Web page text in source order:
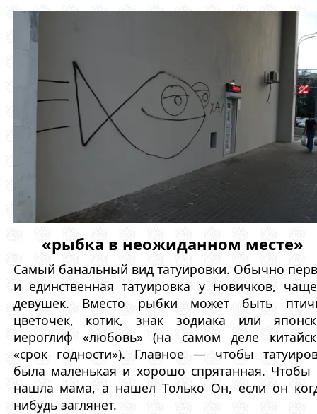
«рыбка в неожиданном месте»
Самый банальный вид татуировки. Обычно
и единственная татуировка у новичков,
девушек. Вместо рыбки может быть
цветочек, котик, знак зодиака или
иероглиф «любовь» (на самом деле
«срок годности»). Главное — чтобы
была маленькая и хорошо спрятанная. Чтобы
нашла мама, а нашел Только Он, если он
нибудь заглянет.